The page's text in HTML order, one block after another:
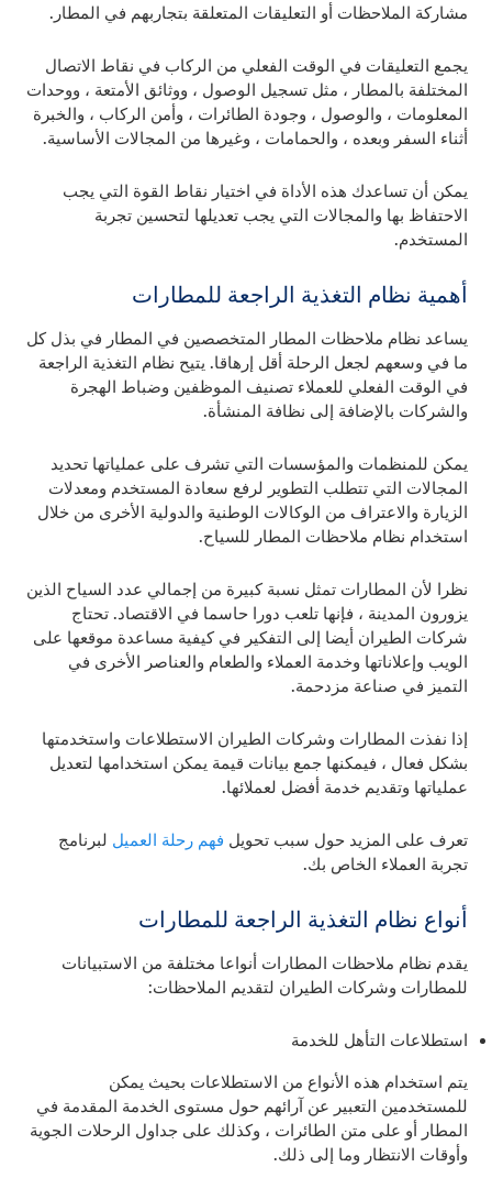
مشاركة الملاحظات أو التعليقات المتعلقة بتجاربهم في المطار.
يجمع التعليقات في الوقت الفعلي من الركاب في نقاط الاتصال
المختلفة بالمطار ، مثل تسجيل الوصول ، ووثائق الأمتعة ، ووحدات
المعلومات ، والوصول ، وجودة الطائرات ، وأمن الركاب ، والخبرة
أثناء السفر وبعده ، والحمامات ، وغيرها من المجالات الأساسية.
يمكن أن تساعدك هذه الأداة في اختيار نقاط القوة التي يجب
الاحتفاظ بها والمجالات التي يجب تعديلها لتحسين تجربة
المستخدم.
أهمية نظام التغذية الراجعة للمطارات
يساعد نظام ملاحظات المطار المتخصصين في المطار في بذل كل
ما في وسعهم لجعل الرحلة أقل إرهاقا. يتيح نظام التغذية الراجعة
في الوقت الفعلي للعملاء تصنيف الموظفين وضباط الهجرة
والشركات بالإضافة إلى نظافة المنشأة.
يمكن للمنظمات والمؤسسات التي تشرف على عملياتها تحديد
المجالات التي تتطلب التطوير لرفع سعادة المستخدم ومعدلات
الزيارة والاعتراف من الوكالات الوطنية والدولية الأخرى من خلال
استخدام نظام ملاحظات المطار للسياح.
نظرا لأن المطارات تمثل نسبة كبيرة من إجمالي عدد السياح الذين
يزورون المدينة ، فإنها تلعب دورا حاسما في الاقتصاد. تحتاج
شركات الطيران أيضا إلى التفكير في كيفية مساعدة موقعها على
الويب وإعلاناتها وخدمة العملاء والطعام والعناصر الأخرى في
التميز في صناعة مزدحمة.
إذا نفذت المطارات وشركات الطيران الاستطلاعات واستخدمتها
بشكل فعال ، فيمكنها جمع بيانات قيمة يمكن استخدامها لتعديل
عملياتها وتقديم خدمة أفضل لعملائها.
تعرف على المزيد حول سبب تحويل فهم رحلة العميل لبرنامج
تجربة العملاء الخاص بك.
أنواع نظام التغذية الراجعة للمطارات
يقدم نظام ملاحظات المطارات أنواعا مختلفة من الاستبيانات
للمطارات وشركات الطيران لتقديم الملاحظات:
استطلاعات التأهل للخدمة
يتم استخدام هذه الأنواع من الاستطلاعات بحيث يمكن
للمستخدمين التعبير عن آرائهم حول مستوى الخدمة المقدمة في
المطار أو على متن الطائرات ، وكذلك على جداول الرحلات الجوية
وأوقات الانتظار وما إلى ذلك.